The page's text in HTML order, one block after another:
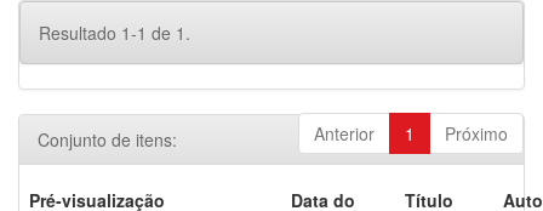
Resultado 1-1 de 1.
Anterior 1 Próximo
Conjunto de itens:
Pré-visualização
Data do
Título